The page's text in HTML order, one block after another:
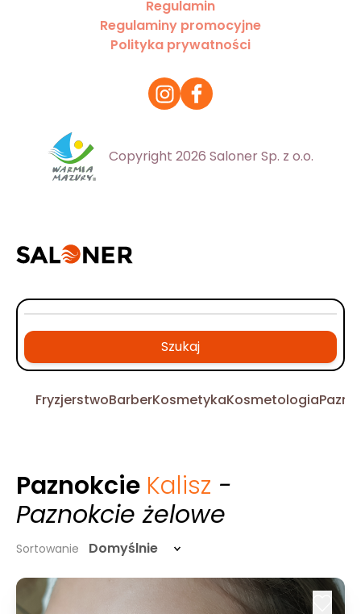
Regulamin
Regulaminy promocyjne
Polityka prywatności
Copyright 2026 Saloner Sp. z o.o.
Szukaj
FryzjerstwoBarberKosmetykaKosmetologia
Paznokcie Kalisz -
Paznokcie żelowe
Sortowanie Domyślnie